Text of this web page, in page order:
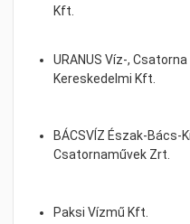
Kft.
URANUS Víz-,
Kereskedelmi Kft.
BÁCSVÍZ Észak-Bács-
Csatornaművek Zrt.
Paksi Vízmű Kft.